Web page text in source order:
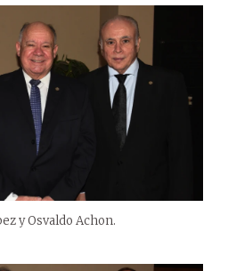
y Osvaldo Achon.